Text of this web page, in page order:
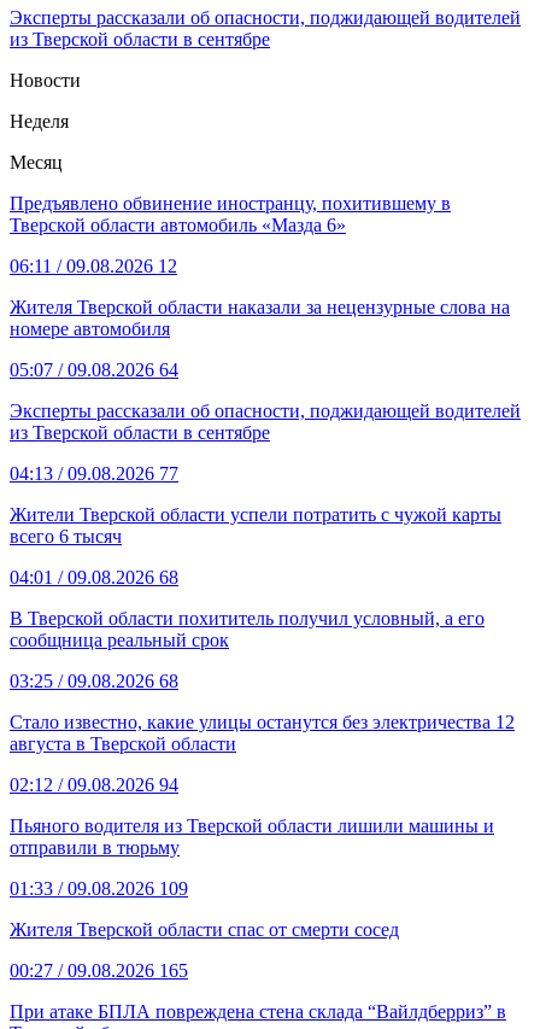
Эксперты рассказали об опасности, поджидающей водителей
из Тверской области в сентябре
Новости
Неделя
Месяц
Предъявлено обвинение иностранцу, похитившему в
Тверской области автомобиль «Мазда 6»
06:11 / 09.08.2026 12
Жителя Тверской области наказали за нецензурные слова на
номере автомобиля
05:07 / 09.08.2026 64
Эксперты рассказали об опасности, поджидающей водителей
из Тверской области в сентябре
04:13 / 09.08.2026 77
Жители Тверской области успели потратить с чужой карты
всего 6 тысяч
04:01 / 09.08.2026 68
В Тверской области похититель получил условный, а его
сообщница реальный срок
03:25 / 09.08.2026 68
Стало известно, какие улицы останутся без электричества 12
августа в Тверской области
02:12 / 09.08.2026 94
Пьяного водителя из Тверской области лишили машины и
отправили в тюрьму
01:33 / 09.08.2026 109
Жителя Тверской области спас от смерти сосед
00:27 / 09.08.2026 165
При атаке БПЛА повреждена стена склада “Вайлдберриз” в